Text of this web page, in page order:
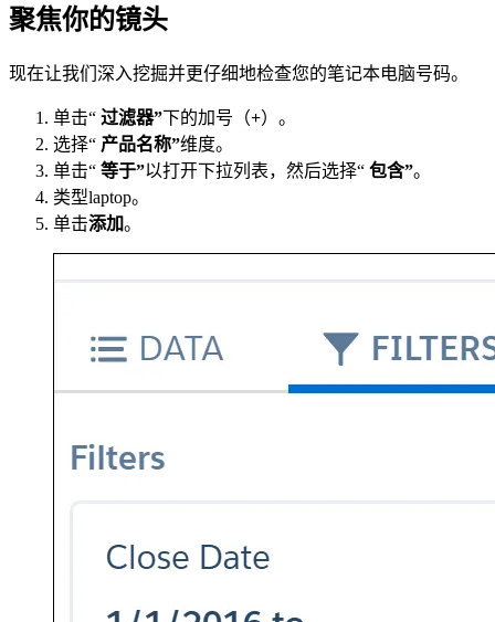
聚焦你的镜头
现在让我们深入挖掘并更仔细地检查您的笔记本电脑号码。
单击“ 过滤器”下的加号（+）。
选择“ 产品名称”维度。
单击“ 等于”以打开下拉列表，然后选择“ 包含”。
类型laptop。
单击添加。